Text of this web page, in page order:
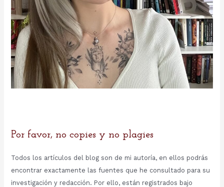
Por favor, no copies y no plagies
Todos los artículos del blog son de mi autoría, en ellos podrás
encontrar exactamente las fuentes que he consultado para su
investigación y redacción. Por ello, están registrados bajo